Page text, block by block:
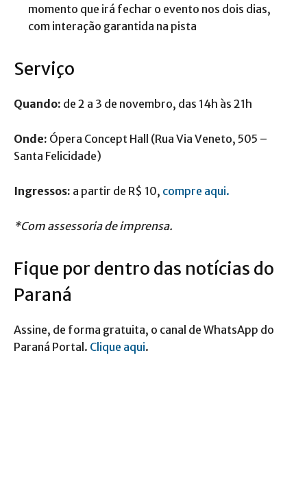
momento que irá fechar o evento nos dois dias,
com interação garantida na pista
Serviço
Quando: de 2 a 3 de novembro, das 14h às 21h
Onde: Ópera Concept Hall (Rua Via Veneto, 505 –
Santa Felicidade)
Ingressos: a partir de R$ 10, compre aqui.
*Com assessoria de imprensa.
Fique por dentro das notícias do
Paraná
Assine, de forma gratuita, o canal de WhatsApp do
Paraná Portal. Clique aqui.